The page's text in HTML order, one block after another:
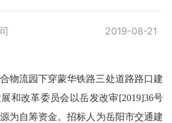
2019-08-21
物流园下穿蒙华铁路三处道路路口建
和改革委员会以岳发改审[2019]36号
为自筹资金。招标人为岳阳市交通建